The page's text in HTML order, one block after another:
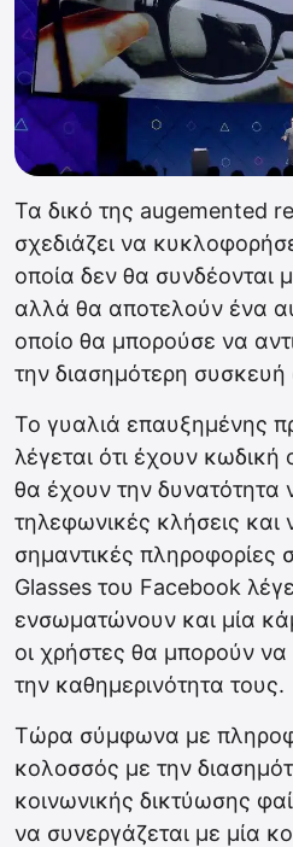
Τα δικό της augemented
σχεδιάζει να
οποία δεν θα συνδέονται
αλλά θα αποτελούν ένα
οποίο θα μπορούσε να
την διασημότερη
Το γυαλιά επαυξημένης
λέγεται ότι έχουν κωδική
θα έχουν την δυνατότητα
τηλεφωνικές κλήσεις
σημαντικές πληροφορίες
Glasses του Facebook
ενσωματώνουν και μία
οι χρήστες θα μπορούν
την καθημερινότητα τους.
Τώρα σύμφωνα με
κολοσσός με την
κοινωνικής δικτύωσης
να συνεργάζεται με μία